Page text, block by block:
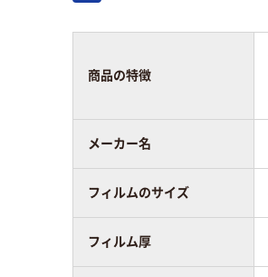
商品の特徴
メーカー名
フィルムのサイズ
フィルム厚